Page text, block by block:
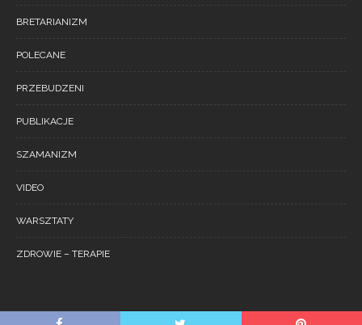
BRETARIANIZM
POLECANE
PRZEBUDZENI
PUBLIKACJE
SZAMANIZM
VIDEO
WARSZTATY
ZDROWIE – TERAPIE
Copyright © 2022 THEMERUBY All Rights Reserved. INNOVATION | Blog